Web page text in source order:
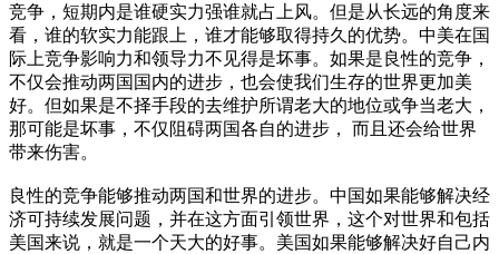
竞争，短期内是谁硬实力强谁就占上风。但是从长远的角度来
看，谁的软实力能跟上，谁才能够取得持久的优势。中美在国
际上竞争影响力和领导力不见得是坏事。如果是良性的竞争，
不仅会推动两国国内的进步，也会使我们生存的世界更加美
好。但如果是不择手段的去维护所谓老大的地位或争当老大，
那可能是坏事，不仅阻碍两国各自的进步， 而且还会给世界
带来伤害。
良性的竞争能够推动两国和世界的进步。中国如果能够解决经
济可持续发展问题，并在这方面引领世界，这个对世界和包括
美国来说，就是一个天大的好事。美国如果能够解决好自己内